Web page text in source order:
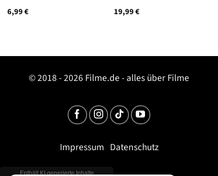
6,99€
19,99€
© 2018 - 2026 Filme.de - alles über Filme
Impressum Datenschutz